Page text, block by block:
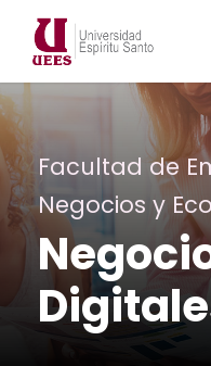
Facultad de
Negocios y